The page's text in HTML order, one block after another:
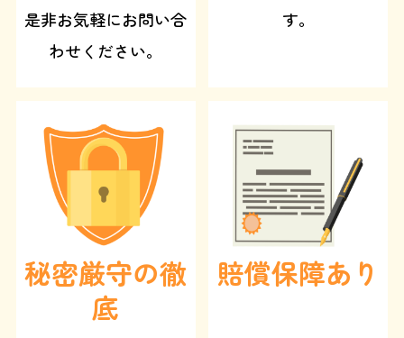
是非お気軽にお問い合
わせください。
す。
秘密厳守の徹
底
賠償保障あり